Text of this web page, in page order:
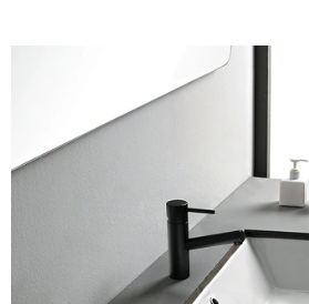
エク
ウッドデッキ
収納 イン
ペッ
内装用建材 パネ
ショールーム
福岡 札幌
ム
ショールー
ウ
BOX
サポート
よくある質問
修理お問い合わせ クレ
説明書・図面検索
その他サービス
ミラタップと
ASOLIE
ェ
自分らしい家づくり
最高
かる